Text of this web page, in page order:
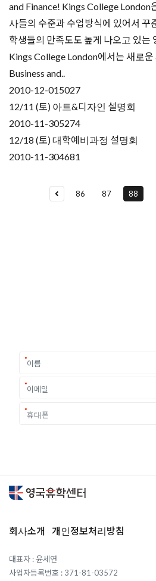
and Finance! Kings College London
사들의 수준과 수업방식에 있어서 꾸
학생들의 만족도도 높게 나오고 있는
Kings College London에서는 새로운
Business and..
2010-12-015027
12/11 (토) 아트&디자인 설명회
2010-11-305274
12/18 (토) 대학예비과정 설명회
2010-11-304681
86 87 88
회사소개 개인정보처리방침
대표자 : 윤세연
사업자등록번호 : 371-81-03572